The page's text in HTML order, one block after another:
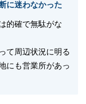
に迷わなかった
的確で無駄がな
て周辺状況に明る
にも営業所があっ